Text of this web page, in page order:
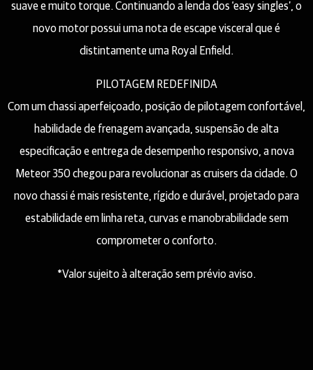
suave e muito torque. Continuando a lenda dos ‘easy singles’, o
novo motor possui uma nota de escape visceral que é
distintamente uma Royal Enfield.
PILOTAGEM REDEFINIDA
Com um chassi aperfeiçoado, posição de pilotagem confortável,
habilidade de frenagem avançada, suspensão de alta
especificação e entrega de desempenho responsivo, a nova
Meteor 350 chegou para revolucionar as cruisers da cidade. O
novo chassi é mais resistente, rígido e durável, projetado para
estabilidade em linha reta, curvas e manobrabilidade sem
comprometer o conforto.
*Valor sujeito à alteração sem prévio aviso.